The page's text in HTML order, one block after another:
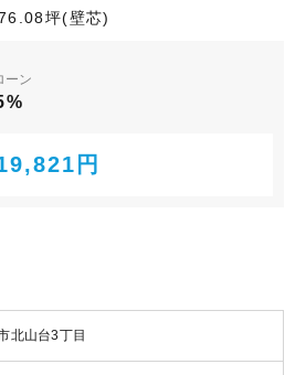
坪(壁芯)
ーン
円
北山台3丁目